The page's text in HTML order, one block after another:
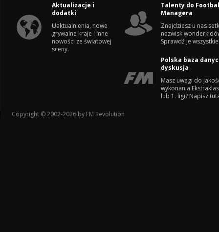
Aktualizacje i
dodatki
Uaktualnienia, nowe
grywalne kraje i inne
nowości ze światowej
sceny.
Talenty do
Managera
Znajdziesz u nas
nazwisk
Sprawdź je
Polska baza
dyskusja
Masz uwagi do
wykonania
lub 1. ligi? Napisz
Copyright © 2002-2026 by FM Revolution